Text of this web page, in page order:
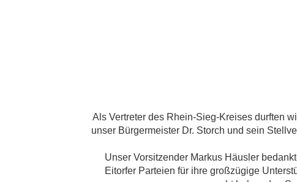
Als Vertreter des Rhein-Sieg-Kreises durften
unser Bürgermeister Dr. Storch und sein
Unser Vorsitzender Markus Häusler
Eitorfer Parteien für ihre großzügige